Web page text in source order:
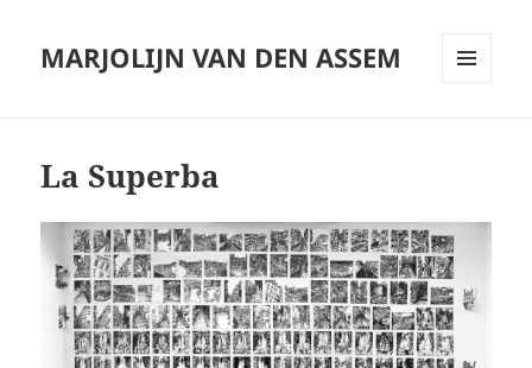
MARJOLIJN VAN DEN ASSEM
La Superba